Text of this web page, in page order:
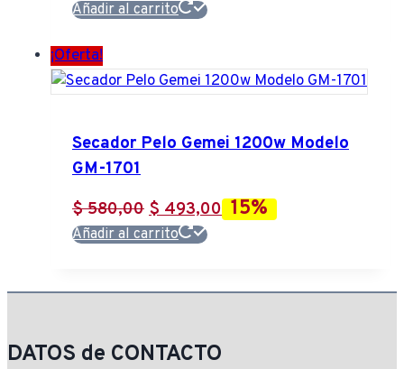
Añadir al carrito
¡Oferta!
Secador Pelo Gemei 1200w Modelo
GM-1701
$580,00 El
precio
era:
$493,00El
es:
15%
Añadir al carrito
DATOS de CONTACTO